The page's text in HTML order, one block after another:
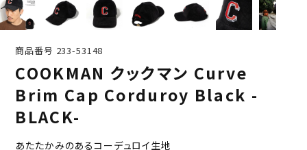
商品番号 233-53148
COOKMAN クックマン Curve
Brim Cap Corduroy Black -
BLACK-
あたたかみのあるコーデュロイ生地